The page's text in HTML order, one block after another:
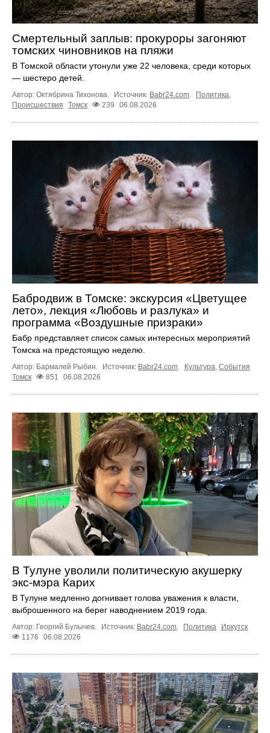
Смертельный заплыв: прокуроры загоняют
томских чиновников на пляжи
В Томской области утонули уже 22 человека, среди которых
— шестеро детей.
Автор: Октябрина Тихонова. Источник: Babr24.com. Политика,
Происшествия
Томск 239 06.08.2026
Бабродвиж в Томске: экскурсия «Цветущее
лето», лекция «Любовь и разлука» и
программа «Воздушные призраки»
Бабр представляет список самых интересных мероприятий
Томска на предстоящую неделю.
Автор: Бармалей Рыбин. Источник: Babr24.com. Культура, События
Томск
851 06.08.2026
В Тулуне уволили политическую акушерку
экс-мэра Карих
В Тулуне медленно догнивает голова уважения к власти,
выброшенного на берег наводнением 2019 года.
Автор: Георгий Булычев. Источник: Babr24.com Политика
Иркутск
1176
06.08.2026